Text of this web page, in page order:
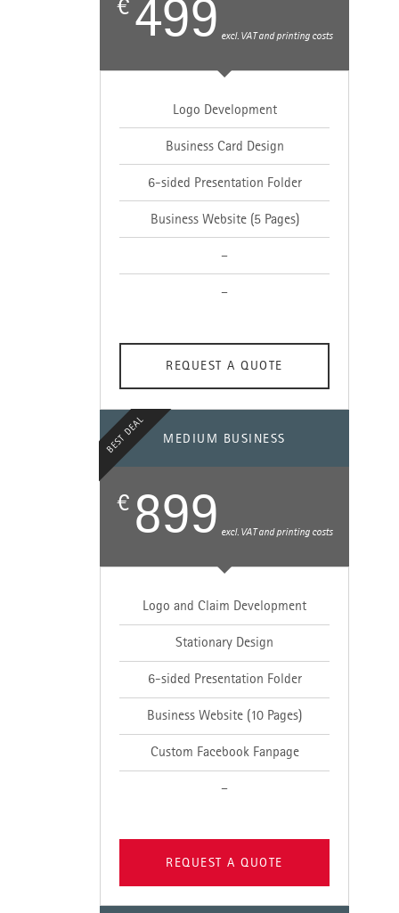
€
499 excl. VAT and printing costs
Logo Development
Business Card Design
6-sided Presentation Folder
Business Website (5 Pages)
–
–
REQUEST A QUOTE
MEDIUM BUSINESS
€
899 excl. VAT and printing costs
BEST DEAL
Logo and Claim Development
Stationary Design
6-sided Presentation Folder
Business Website (10 Pages)
Custom Facebook Fanpage
–
REQUEST A QUOTE